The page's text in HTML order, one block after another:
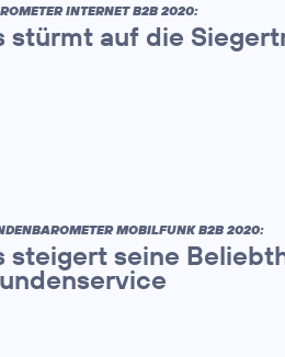
INTERNET B2B 2020:
stürmt auf die
MOBILFUNK B2B 2020:
steigert seine